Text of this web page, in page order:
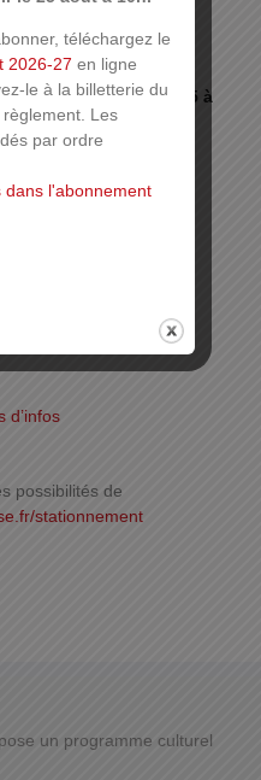
22 janvier 2025 à
d’infos
possibilités de
stationnement
un programme culturel
téléchargez le
2026-27 en ligne
le à la billetterie du
Les
par ordre
dans l'abonnement